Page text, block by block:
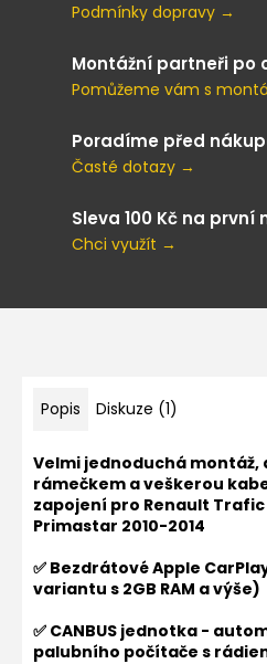
Podmínky dopravy →
Montážní partneři po
Pomůžeme vám s
Poradíme před
Časté dotazy →
Sleva 100 Kč na první
Chci využít →
Popis Diskuze (1)
Velmi jednoduchá montáž,
rámečkem a veškerou
zapojení pro Renault Trafic
Primastar 2010-2014
✅ Bezdrátové Apple
variantu s 2GB RAM a výše)
✅ CANBUS jednotka -
palubního počítače s